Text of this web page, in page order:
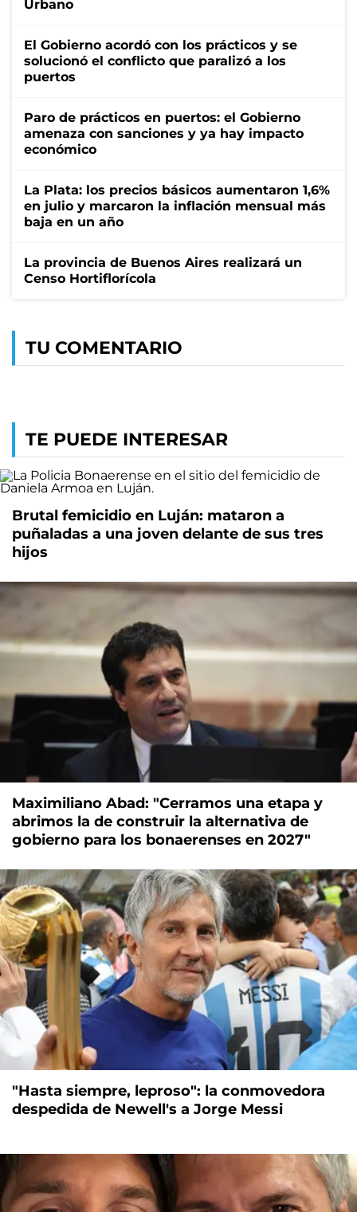
Urbano
El Gobierno acordó con los prácticos y se
solucionó el conflicto que paralizó a los
puertos
Paro de prácticos en puertos: el Gobierno
amenaza con sanciones y ya hay impacto
económico
La Plata: los precios básicos aumentaron 1,6%
en julio y marcaron la inflación mensual más
baja en un año
La provincia de Buenos Aires realizará un
Censo Hortiflorícola
TU COMENTARIO
TE PUEDE INTERESAR
Brutal femicidio en Luján: mataron a
puñaladas a una joven delante de sus tres
hijos
Maximiliano Abad: "Cerramos una etapa y
abrimos la de construir la alternativa de
gobierno para los bonaerenses en 2027"
"Hasta siempre, leproso": la conmovedora
despedida de Newell's a Jorge Messi